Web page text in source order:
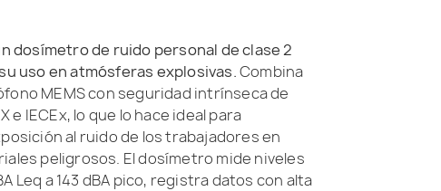
dosímetro de ruido personal de clase 2
uso en atmósferas explosivas.Combina
MEMS con seguridad intrínseca de
e IECEx, lo que lo hace ideal para
al ruido de los trabajadores en
peligrosos. El dosímetro mide niveles
Leq a 143 dBA pico, registra datos con alta